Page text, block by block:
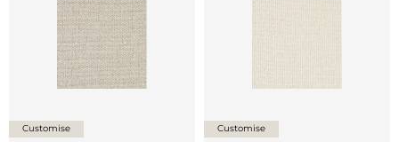
Customise Customise